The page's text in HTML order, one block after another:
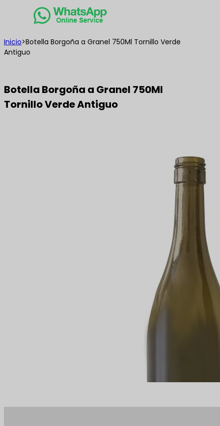
Inicio>Botella Borgoña a Granel 750Ml Tornillo Verde
Antiguo
Botella Borgoña a Granel 750Ml
Tornillo Verde Antiguo